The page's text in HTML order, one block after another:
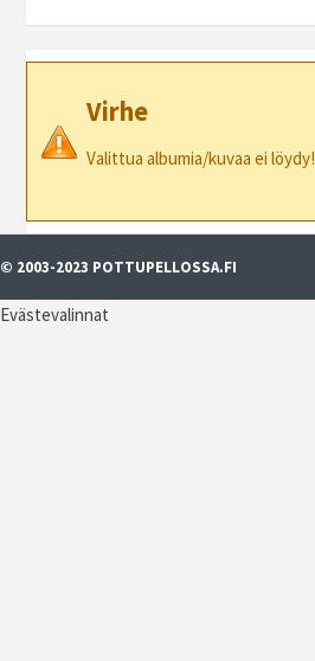
Virhe
Valittua albumia/kuvaa ei löydy!
© 2003-2023 POTTUPELLOSSA.FI
Evästevalinnat